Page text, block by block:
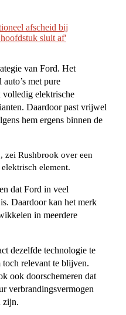
afscheid bij
sluit af'
van Ford. Het
met pure
volledig elektrische
Daardoor past vrijwel
hem ergens binnen de
zei Rushbrook over een
element.
dat Ford in veel
Daardoor kan het merk
in meerdere
dezelfde technologie te
toch relevant te blijven.
ook doorschemeren dat
verbrandingsvermogen
zijn.